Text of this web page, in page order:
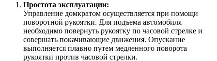
Простота эксплуатации:
Управление домкратом осуществляется при помощи
поворотной рукоятки. Для подъема автомобиля
необходимо повернуть рукоятку по часовой стрелке и
совершать покачивающие движения. Опускание
выполняется плавно путем медленного поворота
рукоятки против часовой стрелки.